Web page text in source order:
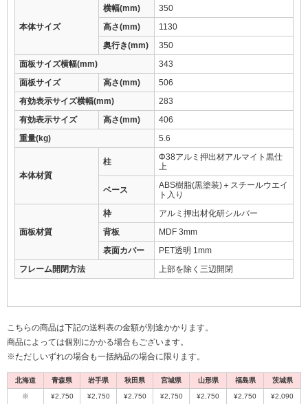
本体サイズ
横幅(mm)
350
高さ(mm)
1130
奥行き(mm)
350
面板サイズ横幅(mm)
343
面板サイズ
高さ(mm)
506
有効表示サイズ横幅(mm)
283
有効表示サイズ
高さ(mm)
406
重量(kg)
5.6
本体材質
柱
Φ38アルミ押出材アルマイト黒仕
上
ベース
ABS樹脂(黒塗装)＋スチールウエイ
ト入り
面板材質
枠
アルミ押出材化研シルバー
背板
MDF 3mm
表面カバー
PET透明 1mm
フレーム開閉方法
上部を除く三辺開閉
こちらの商品は下記の送料表の金額が別途かかります。
商品によっては個別にかかる場合もございます。
※ただしいずれの場合も一括納品の場合に限ります。
北海道 青森県 岩手県 秋田県 宮城県 山形県 福島県 茨城県
※ ¥2,750 ¥2,750 ¥2,750 ¥2,750 ¥2,750 ¥2,750 ¥2,090